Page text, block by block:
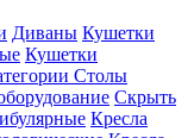
Диваны Кушетки
Кушетки
Столы
Скрыть
Кресла